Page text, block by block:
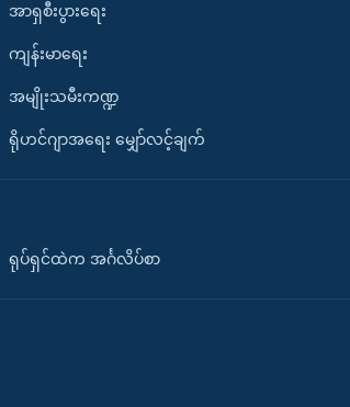
အာရှစီးပွားရေး
ကျန်းမာရေး
အမျိုးသမီးကဏ္ဍ
ရိုဟင်ဂျာအရေး မျှော်လင့်ချက်
ရုပ်ရှင်ထဲက အင်္ဂလိပ်စာ